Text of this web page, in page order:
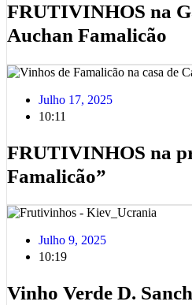
FRUTIVINHOS na
Auchan Famalicão
Julho 17, 2025
10:11
FRUTIVINHOS na
Famalicão”
Julho 9, 2025
10:19
Vinho Verde D.